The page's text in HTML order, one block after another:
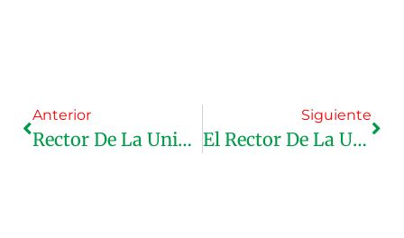
Anterior
Rector De La Universidad De Tifariti: Animamos Especialmente A Los Investigadores Saharauis Y A Los Miembros De La Comunidad Académica Internacional A Participar En Este Número De La Revista.
Siguiente
El Rector De La Universidad De Tifariti En Visita A La Universidad Jaume I.